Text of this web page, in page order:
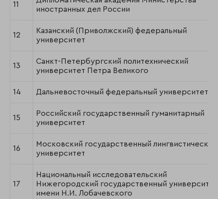
11
иностранных дел России
12
Казанский (Приволжский) федеральный
университет
13
Санкт-Петербургский политехнический
университет Петра Великого
14 Дальневосточный федеральный университет
15
Российский государственный гуманитарный
университет
16
Московский государственный лингвистический
университет
17
Национальный исследовательский
Нижегородский государственный университет
имени Н.И. Лобачевского